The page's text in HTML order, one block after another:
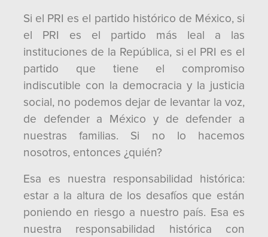
Si el PRI es el partido histórico de México, si
el PRI es el partido más leal a las
instituciones de la República, si el PRI es el
partido que tiene el compromiso
indiscutible con la democracia y la justicia
social, no podemos dejar de levantar la voz,
de defender a México y de defender a
nuestras familias. Si no lo hacemos
nosotros, entonces ¿quién?
Esa es nuestra responsabilidad histórica:
estar a la altura de los desafíos que están
poniendo en riesgo a nuestro país. Esa es
nuestra responsabilidad histórica con